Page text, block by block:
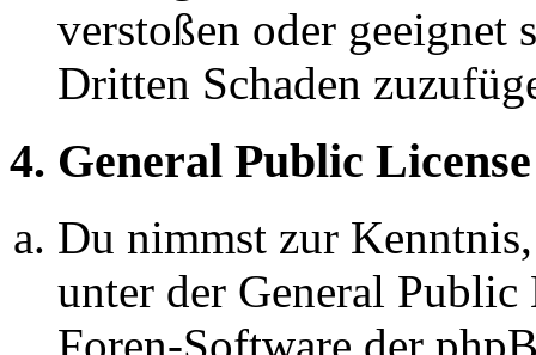
verstoßen oder geeignet
Dritten Schaden
4. General Public License
Du nimmst zur
unter der General